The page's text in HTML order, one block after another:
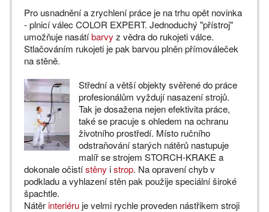
Pro usnadnění a zrychlení práce je na trhu opět novinka
- plnicí válec COLOR EXPERT. Jednoduchý "přístroj"
umožňuje nasátíbarvy z vědra do rukojeti válce.
Stlačováním rukojeti je pak barvou plněn přímováleček
na stěně.
Střední a větší objekty svěřené do práce
profesionálům vyždují nasazení strojů.
Tak je dosažena nejen efektivita práce,
také se pracuje s ohledem na ochranu
životního prostředí. Místo ručního
odstraňování starých nátěrů nastupuje
malíř se strojem STORCH-KRAKE a
dokonale očistístěny istrop. Na opravení chyb v
podkladu a vyhlazení stěn pak použije speciální široké
špachtle.
Nátěr interiéru je velmi rychle proveden nástřikem stroji